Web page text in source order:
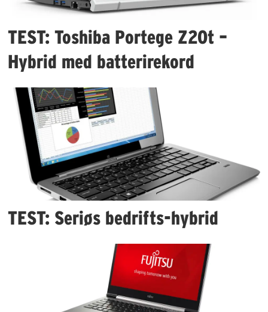
TEST: Toshiba Portege Z20t –
Hybrid med batterirekord
TEST: Seriøs bedrifts-hybrid